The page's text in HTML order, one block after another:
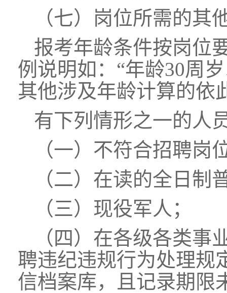
（七）岗位所需的其
报考年龄条件按岗位
例说明如：“年龄30周
其他涉及年龄计算的依
有下列情形之一的人
（一）不符合招聘岗
（二）在读的全日制
（三）现役军人；
（四）在各级各类
聘违纪违规行为处理规
信档案库，且记录期限